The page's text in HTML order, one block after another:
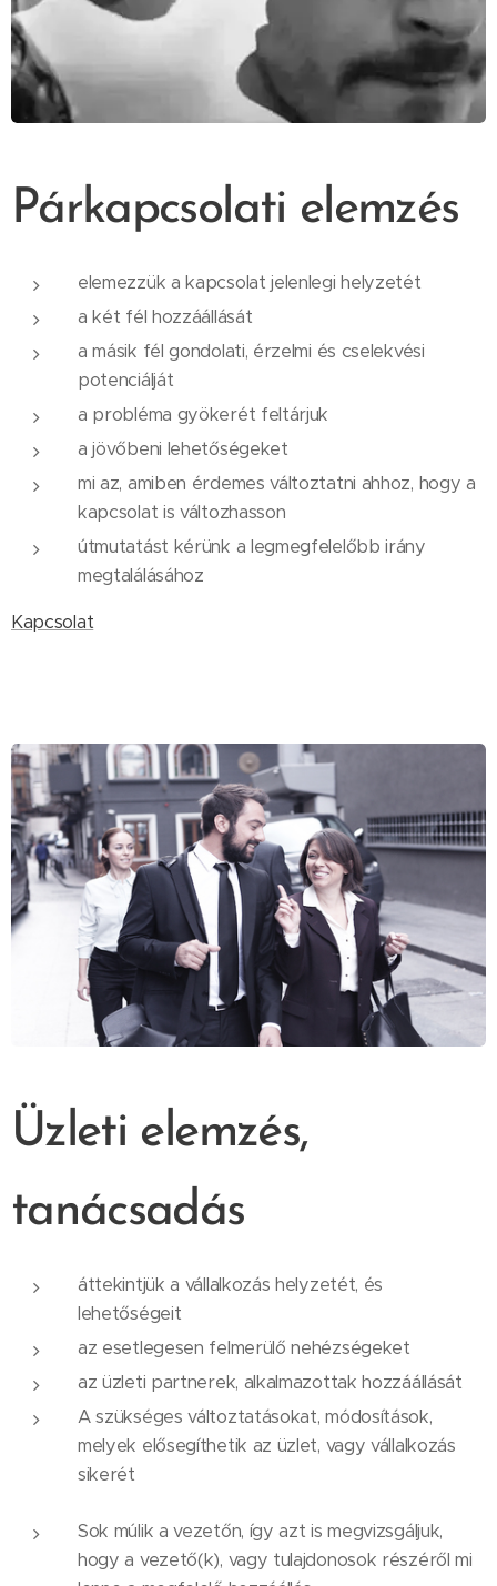
Párkapcsolati elemzés
elemezzük a kapcsolat jelenlegi helyzetét
a két fél hozzáállását
a másik fél gondolati, érzelmi és cselekvési
potenciálját
a probléma gyökerét feltárjuk
a jövőbeni lehetőségeket
mi az, amiben érdemes változtatni ahhoz, hogy a
kapcsolat is változhasson
útmutatást kérünk a legmegfelelőbb irány
megtalálásához
Kapcsolat
Üzleti elemzés,
tanácsadás
áttekintjük a vállalkozás helyzetét, és
lehetőségeit
az esetlegesen felmerülő nehézségeket
az üzleti partnerek, alkalmazottak hozzáállását
A szükséges változtatásokat, módosítások,
melyek elősegíthetik az üzlet, vagy vállalkozás
sikerét
Sok múlik a vezetőn, így azt is megvizsgáljuk,
hogy a vezető(k), vagy tulajdonosok részéről mi